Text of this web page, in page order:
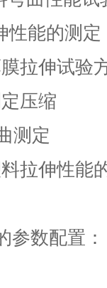
性能的测定
拉伸试验
压缩
测定
拉伸性能
数配置：